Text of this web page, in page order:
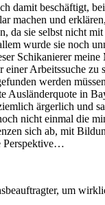
beschäftigt,
machen und
sie selbst nicht
wurde sie noch
Schikanierer
Arbeitssuche zu
werden
in
ärgerlich und
nicht einmal die
sich ab, mit
Perspektive…
um